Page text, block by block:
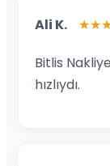
Ali K.
Bitlis
hızlıydı.